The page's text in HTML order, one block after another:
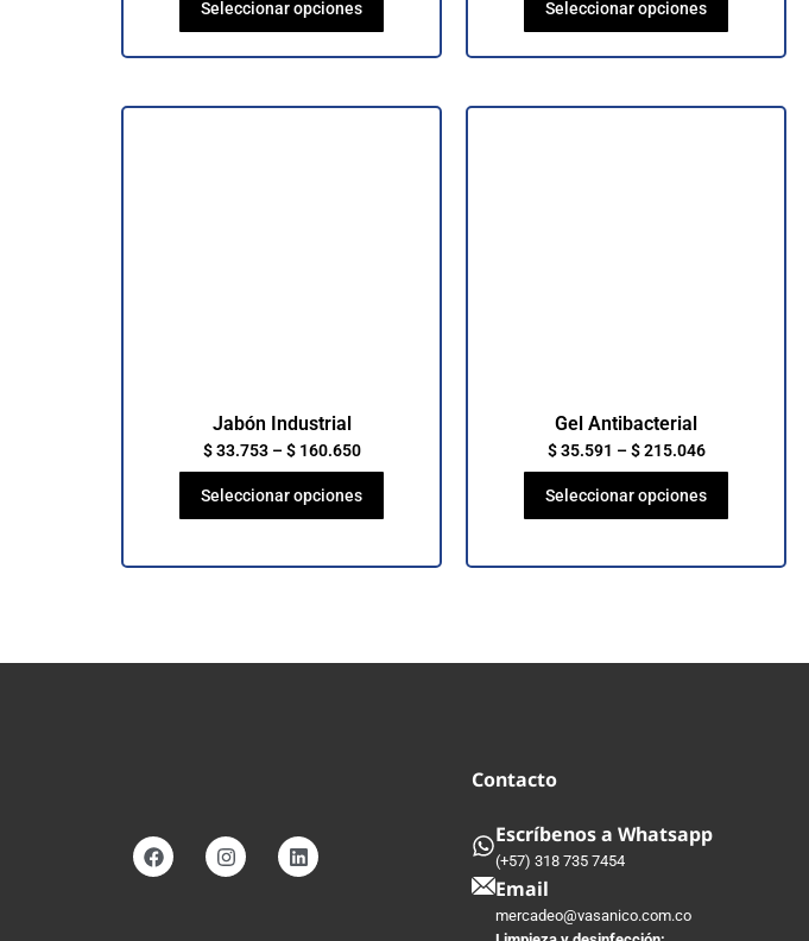
Seleccionar opciones Seleccionar opciones
Jabón Industrial
$33.753–$160.650
Seleccionar opciones
Gel Antibacterial
$35.591 –$215.046
Seleccionar opciones
Contacto
Escríbenos a Whatsapp
(+57) 318 735 7454
Email
mercadeo@vasanico.com.co